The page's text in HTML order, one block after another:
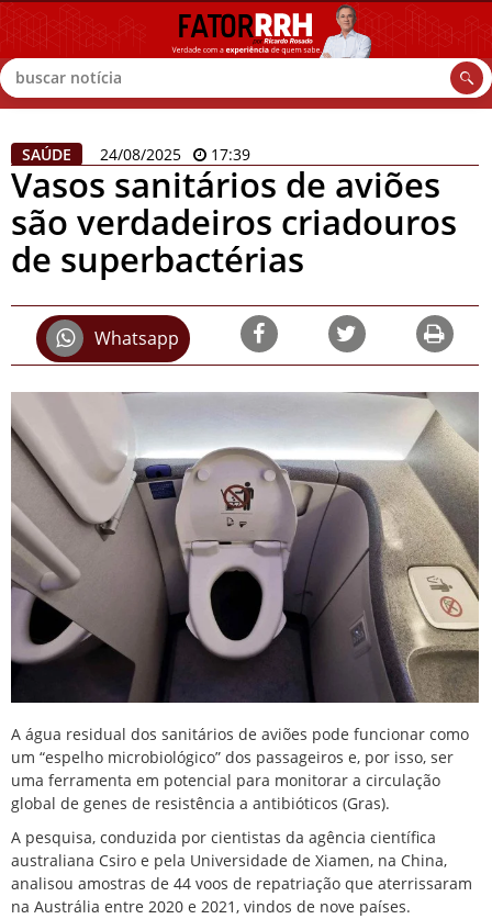
Buscar
SAÚDE 24/08/2025 17:39
Vasos sanitários de aviões
são verdadeiros criadouros
de superbactérias
Whatsapp
A água residual dos sanitários de aviões pode funcionar como
um “espelho microbiológico” dos passageiros e, por isso, ser
uma ferramenta em potencial para monitorar a circulação
global de genes de resistência a antibióticos (Gras).
A pesquisa, conduzida por cientistas da agência científica
australiana Csiro e pela Universidade de Xiamen, na China,
analisou amostras de 44 voos de repatriação que aterrissaram
na Austrália entre 2020 e 2021, vindos de nove países.